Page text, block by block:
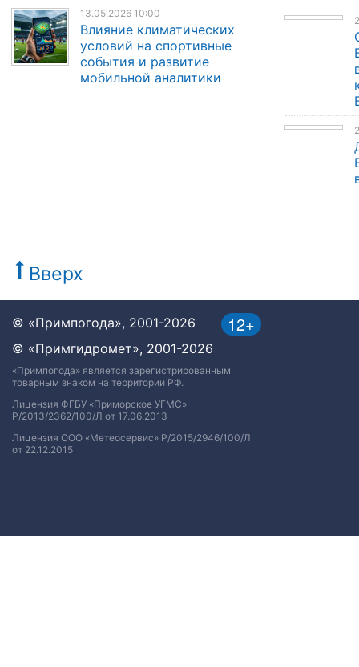
13.05.2026 10:00
Влияние климатических
условий на спортивные
события и развитие
мобильной аналитики
Вверх
12+
© «Примпогода», 2001-2026
© «Примгидромет», 2001-2026
«Примпогода» является зарегистрированным
товарным знаком на территории РФ.
Лицензия ФГБУ «Приморское УГМС»
Р/2013/2362/100/Л от 17.06.2013
Лицензия ООО «Метеосервис» Р/2015/2946/100/Л
от 22.12.2015